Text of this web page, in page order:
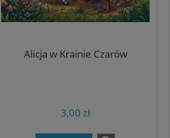
Alicja w Krainie Czarów
3,00 zł